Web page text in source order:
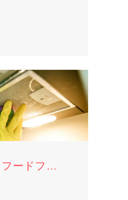
キッチン換気扇（フードファン）